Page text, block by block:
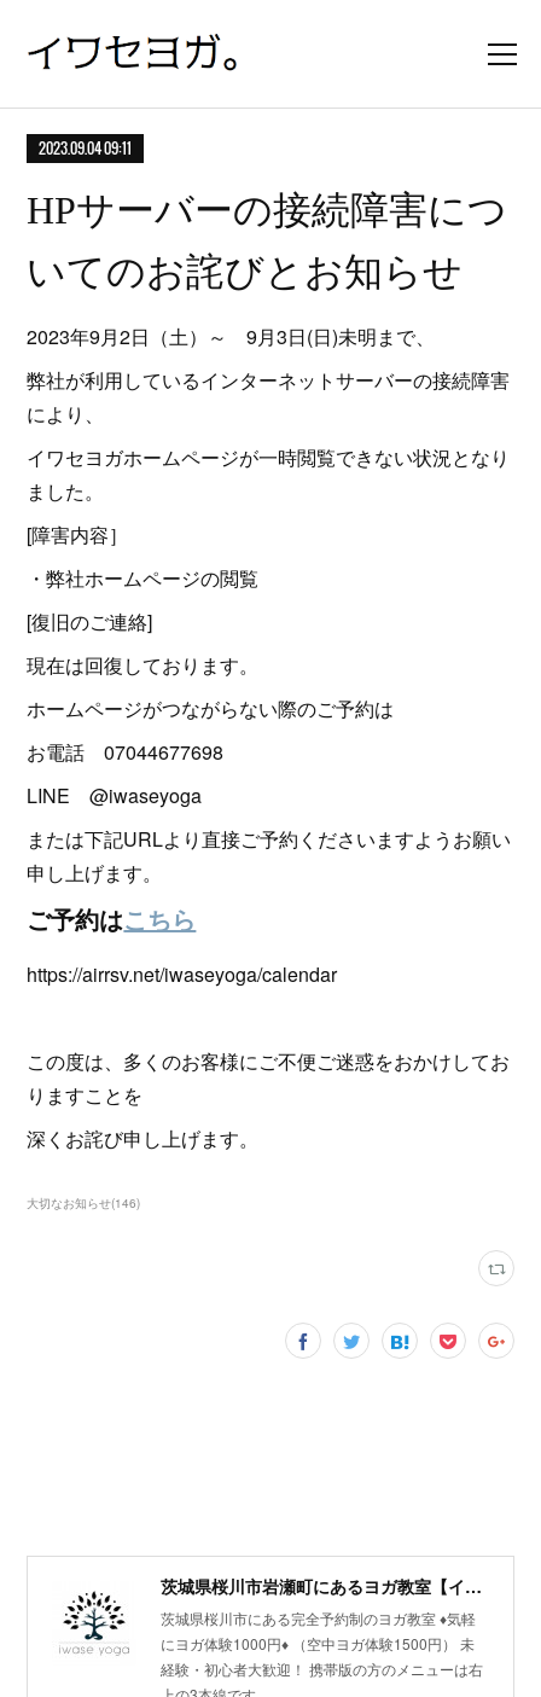
2023.09.04 09:11
HPサーバーの接続障害につ
いてのお詫びとお知らせ
2023年9月2日（土）～ 9月3日(日)未明まで、
弊社が利用しているインターネットサーバーの接続障害
により、
イワセヨガホームページが一時閲覧できない状況となり
ました。
[障害内容］
・弊社ホームページの閲覧
[復旧のご連絡]
現在は回復しております。
ホームページがつながらない際のご予約は
お電話 07044677698
LINE @iwaseyoga
または下記URLより直接ご予約くださいますようお願い
申し上げます。
ご予約はこちら
https://airrsv.net/iwaseyoga/calendar
この度は、多くのお客様にご不便ご迷惑をおかけしてお
りますことを
深くお詫び申し上げます。
大切なお知らせ(146)
茨城県桜川市岩瀬町にあるヨガ教室【イワセヨガ】
茨城県桜川市にある完全予約制のヨガ教室 ♦︎気軽
にヨガ体験1000円♦︎ （空中ヨガ体験1500円） 未
経験・初心者大歓迎！ 携帯版の方のメニューは右